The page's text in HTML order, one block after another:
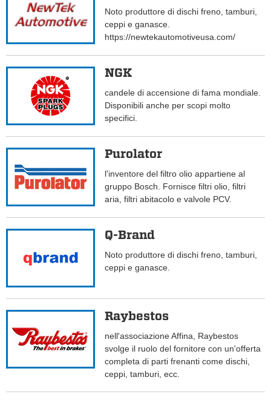
Noto produttore di dischi freno, tamburi,
ceppi e ganasce.
https://newtekautomotiveusa.com/
NGK
candele di accensione di fama mondiale.
Disponibili anche per scopi molto
specifici.
Purolator
l'inventore del filtro olio appartiene al
gruppo Bosch. Fornisce filtri olio, filtri
aria, filtri abitacolo e valvole PCV.
Q-Brand
Noto produttore di dischi freno, tamburi,
ceppi e ganasce.
Raybestos
nell'associazione Affina, Raybestos
svolge il ruolo del fornitore con un'offerta
completa di parti frenanti come dischi,
ceppi, tamburi, ecc.